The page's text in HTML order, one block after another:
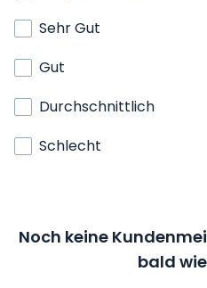
Sehr Gut
Gut
Durchschnittlich
Schlecht
Noch keine
bald